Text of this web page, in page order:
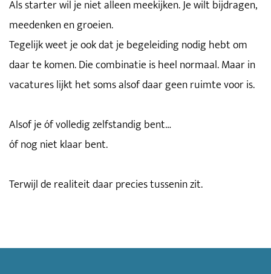
Als starter wil je niet alleen meekijken. Je wilt bijdragen,
meedenken en groeien.
Tegelijk weet je ook dat je begeleiding nodig hebt om
daar te komen. Die combinatie is heel normaal. Maar in
vacatures lijkt het soms alsof daar geen ruimte voor is.
Alsof je óf volledig zelfstandig bent…
óf nog niet klaar bent.
Terwijl de realiteit daar precies tussenin zit.